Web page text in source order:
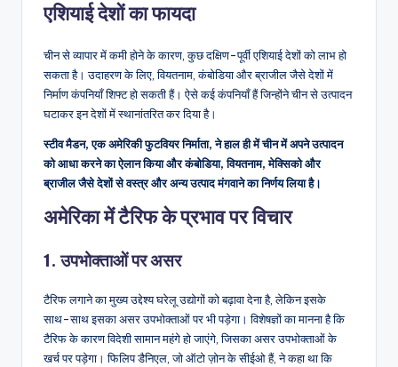
एशियाई देशों का फायदा
चीन से व्यापार में कमी होने के कारण, कुछ दक्षिण-पूर्वी एशियाई देशों को लाभ हो
सकता है। उदाहरण के लिए, वियतनाम, कंबोडिया और ब्राजील जैसे देशों में
निर्माण कंपनियाँ शिफ्ट हो सकती हैं। ऐसे कई कंपनियाँ हैं जिन्होंने चीन से उत्पादन
घटाकर इन देशों में स्थानांतरित कर दिया है।
स्टीव मैडन, एक अमेरिकी फुटवियर निर्माता, ने हाल ही में चीन में अपने उत्पादन
को आधा करने का ऐलान किया और कंबोडिया, वियतनाम, मेक्सिको और
ब्राजील जैसे देशों से वस्त्र और अन्य उत्पाद मंगवाने का निर्णय लिया है।
अमेरिका में टैरिफ के प्रभाव पर विचार
1. उपभोक्ताओं पर असर
टैरिफ लगाने का मुख्य उद्देश्य घरेलू उद्योगों को बढ़ावा देना है, लेकिन इसके
साथ-साथ इसका असर उपभोक्ताओं पर भी पड़ेगा। विशेषज्ञों का मानना है कि
टैरिफ के कारण विदेशी सामान महंगे हो जाएंगे, जिसका असर उपभोक्ताओं के
खर्च पर पड़ेगा। फिलिप डैनिएल, जो ऑटो ज़ोन के सीईओ हैं, ने कहा था कि